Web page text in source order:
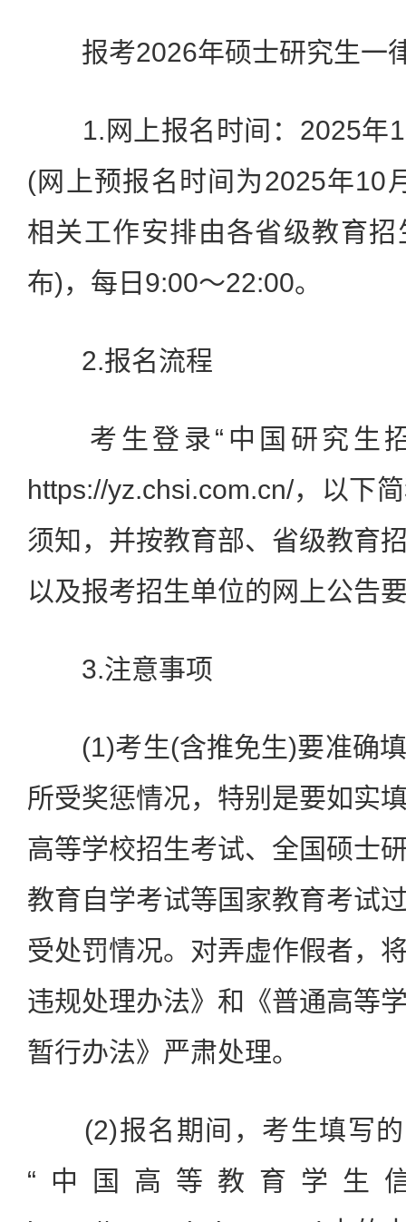
报考2026年硕士研究生一
1.网上报名时间：2025年
(网上预报名时间为2025年10
相关工作安排由各省级教育
布)，每日9:00～22:00。
2.报名流程
考生登录“中国研究生招
https://yz.chsi.com.cn/，以下
须知，并按教育部、省级教育
以及报考招生单位的网上公告
3.注意事项
(1)考生(含推免生)要准确填
所受奖惩情况，特别是要如实
高等学校招生考试、全国硕士
教育自学考试等国家教育考试
受处罚情况。对弄虚作假者，
违规处理办法》和《普通高等
暂行办法》严肃处理。
(2)报名期间，考生填写的
“中国高等教育学生